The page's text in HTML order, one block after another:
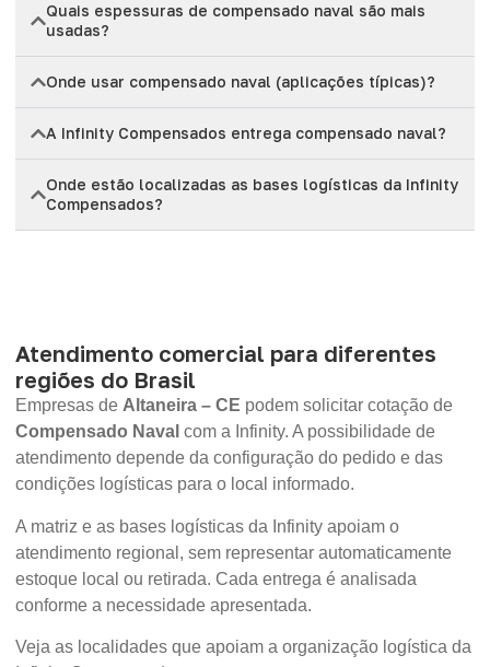
Quais espessuras de compensado naval são mais
usadas?
Onde usar compensado naval (aplicações típicas)?
A Infinity Compensados entrega compensado naval?
Onde estão localizadas as bases logísticas da Infinity
Compensados?
Atendimento comercial para diferentes
regiões do Brasil
Empresas de Altaneira – CE podem solicitar cotação de
Compensado Naval com a Infinity. A possibilidade de
atendimento depende da configuração do pedido e das
condições logísticas para o local informado.
A matriz e as bases logísticas da Infinity apoiam o
atendimento regional, sem representar automaticamente
estoque local ou retirada. Cada entrega é analisada
conforme a necessidade apresentada.
Veja as localidades que apoiam a organização logística da